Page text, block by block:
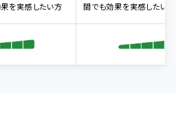
を実感したい方
間でも効果を実感したい方